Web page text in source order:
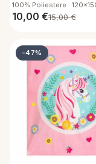
100% Poliestere ·
10,00 €15,00€
-47%